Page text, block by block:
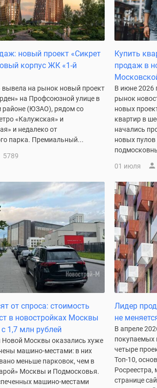
новый проект «Сикрет
корпус ЖК «1-й
вывела на рынок новый проект
на Профсоюзной улице в
районе (ЮЗАО), рядом со
«Калужская» и
и недалеко от
парка. Премиальный...
5789
Купить
продаж в
В июне 2026
рынок
новых
квартир в
начались
новых пулов
01 июля
от спроса: стоимость
в новостройках Москвы
1,7 млн рублей
Новой Москвы оказались хуже
машино-местами: в них
меньше парковок, чем в
Москвы и Подмосковья.
машино-местами
Лидер
не
В апреле
покупаемых
четыре
Топ-10,
Росреестра,
странице